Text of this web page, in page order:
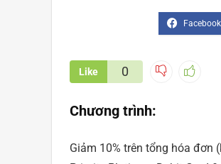
Like 0
Chương trình:
Giảm 10% trên tổng hóa đơn